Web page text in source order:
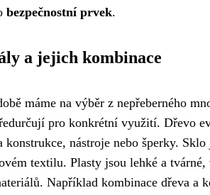
bezpečnostní prvek.
a jejich kombinace
máme na výběr z nepřeberného
pro konkrétní využití. Dřevo
konstrukce, nástroje nebo šperky.
textilu. Plasty jsou lehké a
Například kombinace dřeva a